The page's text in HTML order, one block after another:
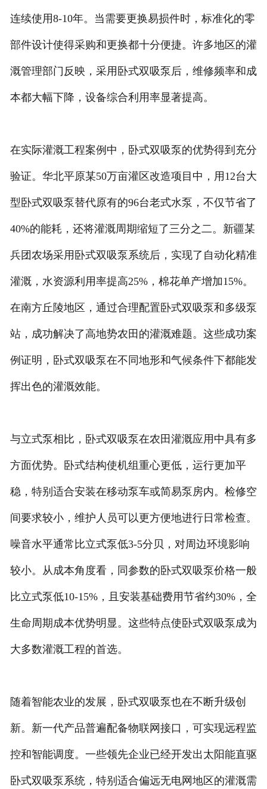
连续使用8-10年。当需要更换易损件时，标准化的零
部件设计使得采购和更换都十分便捷。许多地区的灌
溉管理部门反映，采用卧式双吸泵后，维修频率和成
本都大幅下降，设备综合利用率显著提高。
在实际灌溉工程案例中，卧式双吸泵的优势得到充分
验证。华北平原某50万亩灌区改造项目中，用12台大
型卧式双吸泵替代原有的96台老式水泵，不仅节省了
40%的能耗，还将灌溉周期缩短了三分之二。新疆某
兵团农场采用卧式双吸泵系统后，实现了自动化精准
灌溉，水资源利用率提高25%，棉花单产增加15%。
在南方丘陵地区，通过合理配置卧式双吸泵和多级泵
站，成功解决了高地势农田的灌溉难题。这些成功案
例证明，卧式双吸泵在不同地形和气候条件下都能发
挥出色的灌溉效能。
与立式泵相比，卧式双吸泵在农田灌溉应用中具有多
方面优势。卧式结构使机组重心更低，运行更加平
稳，特别适合安装在移动泵车或简易泵房内。检修空
间要求较小，维护人员可以更方便地进行日常检查。
噪音水平通常比立式泵低3-5分贝，对周边环境影响
较小。从成本角度看，同参数的卧式双吸泵价格一般
比立式泵低10-15%，且安装基础费用节省约30%，全
生命周期成本优势明显。这些特点使卧式双吸泵成为
大多数灌溉工程的首选。
随着智能农业的发展，卧式双吸泵也在不断升级创
新。新一代产品普遍配备物联网接口，可实现远程监
控和智能调度。一些领先企业已经开发出太阳能直驱
卧式双吸泵系统，特别适合偏远无电网地区的灌溉需